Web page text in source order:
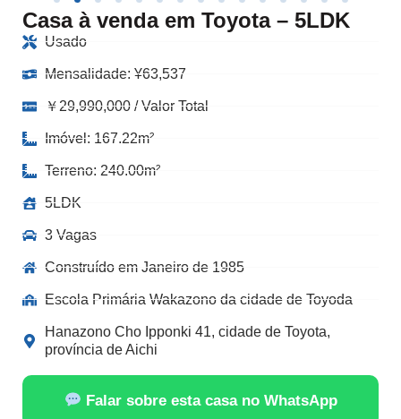
Casa à venda em Toyota – 5LDK
Usado
Mensalidade: ¥63,537
￥29,990,000 / Valor Total
Imóvel: 167.22m²
Terreno: 240.00m²
5LDK
3 Vagas
Construído em Janeiro de 1985
Escola Primária Wakazono da cidade de Toyoda
Hanazono Cho Ipponki 41, cidade de Toyota,
província de Aichi
Falar sobre esta casa no WhatsApp